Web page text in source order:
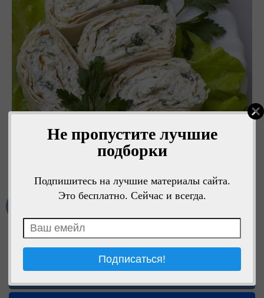
Не пропустите лучшие
подборки
Подпишитесь на лучшие материалы сайта.
Это бесплатно. Сейчас и всегда.
Поделиться в ОК